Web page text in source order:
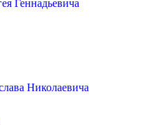
Геннадьевича
Николаевича